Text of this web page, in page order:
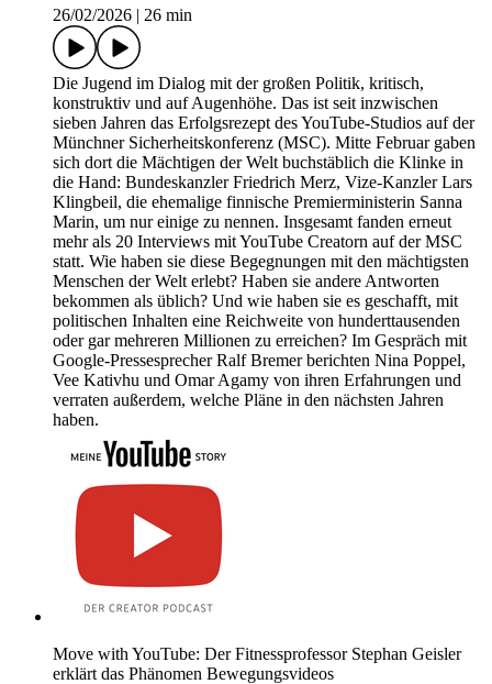
26/02/2026 | 26 min
Die Jugend im Dialog mit der großen Politik, kritisch,
konstruktiv und auf Augenhöhe. Das ist seit inzwischen
sieben Jahren das Erfolgsrezept des YouTube-Studios auf der
Münchner Sicherheitskonferenz (MSC). Mitte Februar gaben
sich dort die Mächtigen der Welt buchstäblich die Klinke in
die Hand: Bundeskanzler Friedrich Merz, Vize-Kanzler Lars
Klingbeil, die ehemalige finnische Premierministerin Sanna
Marin, um nur einige zu nennen. Insgesamt fanden erneut
mehr als 20 Interviews mit YouTube Creatorn auf der MSC
statt. Wie haben sie diese Begegnungen mit den mächtigsten
Menschen der Welt erlebt? Haben sie andere Antworten
bekommen als üblich? Und wie haben sie es geschafft, mit
politischen Inhalten eine Reichweite von hunderttausenden
oder gar mehreren Millionen zu erreichen? Im Gespräch mit
Google-Pressesprecher Ralf Bremer berichten Nina Poppel,
Vee Kativhu und Omar Agamy von ihren Erfahrungen und
verraten außerdem, welche Pläne in den nächsten Jahren
haben.
Move with YouTube: Der Fitnessprofessor Stephan Geisler
erklärt das Phänomen Bewegungsvideos